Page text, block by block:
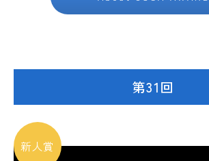
第31回
新人賞JSCA会員名簿